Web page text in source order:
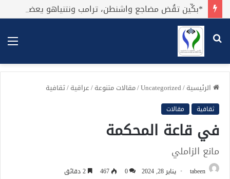
بحث
عن
الرئيسية/
Uncategorized
/مقالات متنوعة/عراقية/ثقافية
ثقافية مقالات
في قاعة المحكمة
مانع الزاملي
tabeen يناير 28, 2024 0
467